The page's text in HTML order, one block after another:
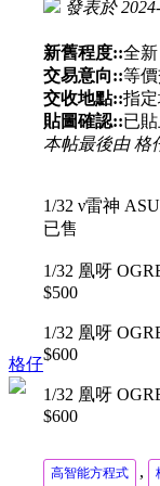
格仔
發表於
新舊程度::全新
交易意向::等
交收地點::指
貼圖確認::已
本帖最後由 格
1/32 ν雷神
已售
1/32 凰呀
$500
1/32 凰呀
$600
1/32 凰呀
$600
高智能方程式 ,